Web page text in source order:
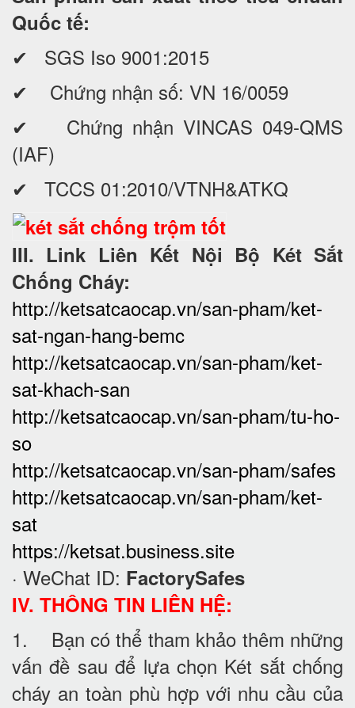
Quốc tế:
✔ SGS Iso 9001:2015
✔ Chứng nhận số: VN 16/0059
✔ Chứng nhận VINCAS 049-QMS
(IAF)
✔ TCCS 01:2010/VTNH&ATKQ
III. Link Liên Kết Nội Bộ Két Sắt
Chống Cháy:
http://ketsatcaocap.vn/san-pham/ket-
sat-ngan-hang-bemc
http://ketsatcaocap.vn/san-pham/ket-
sat-khach-san
http://ketsatcaocap.vn/san-pham/tu-ho-
so
http://ketsatcaocap.vn/san-pham/safes
http://ketsatcaocap.vn/san-pham/ket-
sat
https://ketsat.business.site
· WeChat ID: FactorySafes
IV. THÔNG TIN LIÊN HỆ:
1. Bạn có thể tham khảo thêm những
vấn đề sau để lựa chọn Két sắt chống
cháy an toàn phù hợp với nhu cầu của